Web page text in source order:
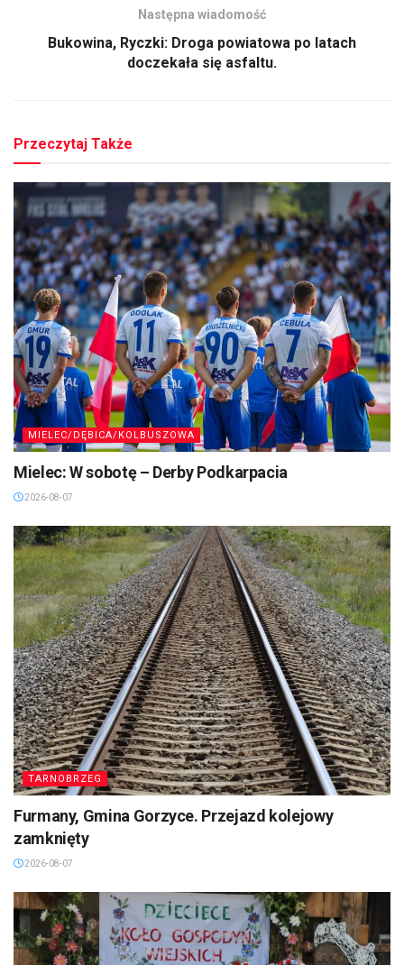
Następna wiadomość
Bukowina, Ryczki: Droga powiatowa po latach
doczekała się asfaltu.
Przeczytaj Także
MIELEC/DĘBICA/KOLBUSZOWA
Mielec: W sobotę – Derby Podkarpacia
2026-08-07
TARNOBRZEG
Furmany, Gmina Gorzyce. Przejazd kolejowy
zamknięty
2026-08-07